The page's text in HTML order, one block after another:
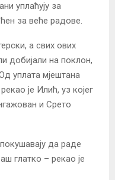
уплаћују за
за веће радове.
а свих ових
добијали на поклон,
уплата мјештана
је Илић, уз којег
и Срето
да раде
глатко – рекао је